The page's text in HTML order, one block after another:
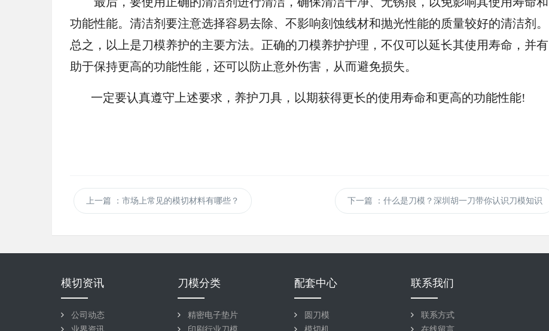
功能性能。清洁剂要注意选择容易去除、不影响刻蚀线材和抛光性能的质量较好的清洁剂。
总之，以上是刀模养护的主要方法。正确的刀模养护护理，不仅可以延长其使用寿命，并有
助于保持更高的功能性能，还可以防止意外伤害，从而避免损失。
一定要认真遵守上述要求，养护刀具，以期获得更长的使用寿命和更高的功能性能!
上一篇 ：市场上常见的模切材料有哪些？ 下一篇 ：什么是刀模？深圳胡一刀带你认识刀模知识
模切资讯
公司动态
刀模分类
精密电子垫片
配套中心
圆刀模
联系我们
联系方式